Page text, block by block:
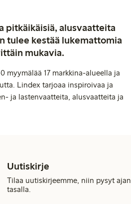
pitkäikäisiä, alusvaatteita
tulee kestää lukemattomia
mukavia.
17 markkina-alueella ja
Lindex tarjoaa inspiroivaa ja
ja lastenvaatteita, alusvaatteita ja
Uutiskirje
Tilaa uutiskirjeemme, niin pysyt ajan
tasalla.